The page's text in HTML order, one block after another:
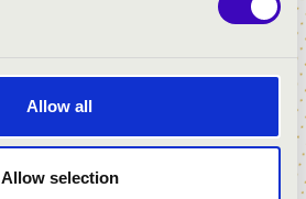
Allow all
Allow selection